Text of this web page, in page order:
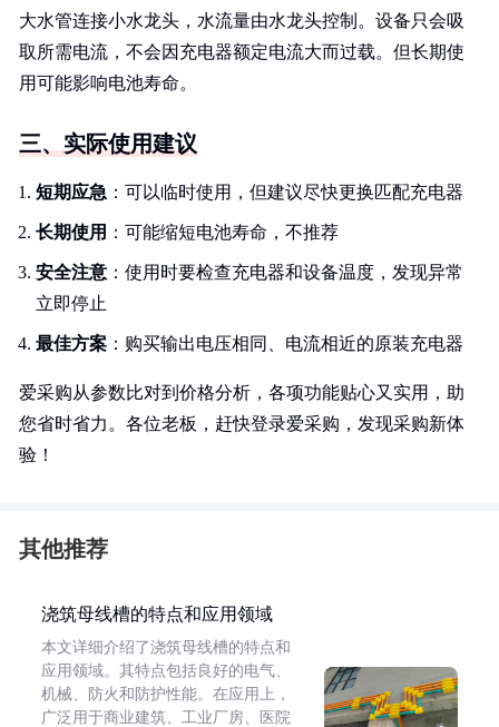
大水管连接小水龙头，水流量由水龙头控制。设备只会吸
取所需电流，不会因充电器额定电流大而过载。但长期使
用可能影响电池寿命。
三、实际使用建议
短期应急 ：可以临时使用，但建议尽快更换匹配充电器
长期使用 ：可能缩短电池寿命，不推荐
安全注意 ：使用时要检查充电器和设备温度，发现异常
立即停止
最佳方案 ：购买输出电压相同、电流相近的原装充电器
爱采购从参数比对到价格分析，各项功能贴心又实用，助
您省时省力。各位老板，赶快登录爱采购，发现采购新体
验！
其他推荐
浇筑母线槽的特点和应用领域
本文详细介绍了浇筑母线槽的特点和
应用领域。其特点包括良好的电气、
机械、防火和防护性能。在应用上，
广泛用于商业建筑、工业厂房、医院